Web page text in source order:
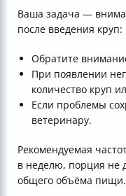
Ваша задача —
после введения круп:
Обратите
При появлении
количество круп
Если проблемы
ветеринару.
Рекомендуемая
в неделю, порция не
общего объёма пищи.